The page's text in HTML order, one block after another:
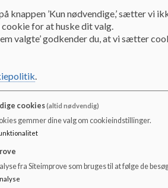
Forældre kan finde mere
kommunens hjemmeside.
En skole med historie
Afdelingen på Grünersvej
blev
havde skolen 144 elever fordelt
en gymnastiktilbygning og
gennemgik otte tilbygninger for at
har
Henny Algreen Ussing.
dimitterede sine første studenter i
og bygningerne blev herefter
knappen ’Kun nødvendige,’ sætter vi
for at huske dit valg.
valgte’ godkender du, at vi sætter
.
cookies(altid nødvendig)
gemmer dine valg om cookieindstillinger.
fra Siteimprove som bruges til at følge de